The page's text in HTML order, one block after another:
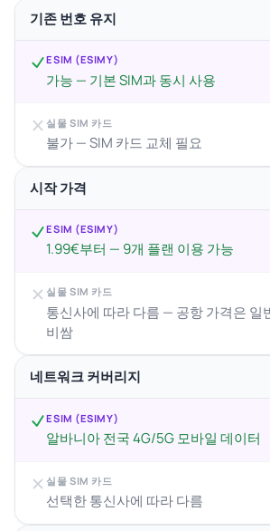
기존 번호 유지
ESIM (ESIMY)
가능 — 기본 SIM과 동시 사용
실물 SIM 카드
불가 — SIM 카드 교체 필요
시작 가격
ESIM (ESIMY)
1.99€부터 — 9개 플랜 이용 가능
실물 SIM 카드
통신사에 따라 다름 — 공항 가격은 일
비쌈
네트워크 커버리지
ESIM (ESIMY)
알바니아 전국 4G/5G 모바일 데이터
실물 SIM 카드
선택한 통신사에 따라 다름